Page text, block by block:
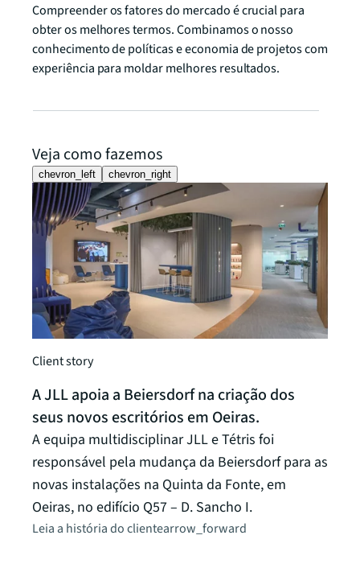
Compreender os fatores do mercado é crucial para
obter os melhores termos. Combinamos o nosso
conhecimento de políticas e economia de projetos com
experiência para moldar melhores resultados.
Veja como fazemos
chevron_left chevron_right
Client story
A JLL apoia a Beiersdorf na criação dos
seus novos escritórios em Oeiras.
A equipa multidisciplinar JLL e Tétris foi
responsável pela mudança da Beiersdorf para as
novas instalações na Quinta da Fonte, em
Oeiras, no edifício Q57 – D. Sancho I.
Leia a história do clientearrow_forward